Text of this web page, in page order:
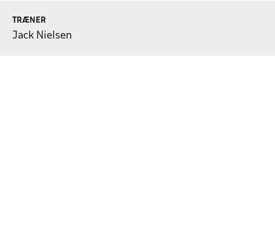
TRÆNER
Jack Nielsen